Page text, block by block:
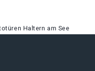
Haltern am See